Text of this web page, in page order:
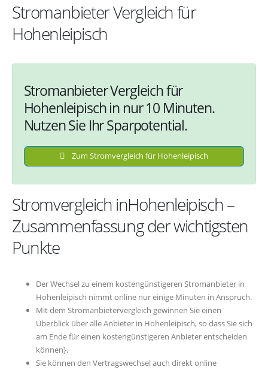
Stromanbieter Vergleich für
Hohenleipisch
Stromanbieter Vergleich für
Hohenleipisch in nur 10 Minuten.
Nutzen Sie Ihr Sparpotential.
Zum Stromvergleich für Hohenleipisch
Stromvergleich inHohenleipisch –
Zusammenfassung der wichtigsten
Punkte
Der Wechsel zu einem kostengünstigeren Stromanbieter in
Hohenleipisch nimmt online nur einige Minuten in Anspruch.
Mit dem Stromanbietervergleich gewinnen Sie einen
Überblick über alle Anbieter in Hohenleipisch, so dass Sie sich
am Ende für einen kostengünstigeren Anbieter entscheiden
können}.
Sie können den Vertragswechsel auch direkt online